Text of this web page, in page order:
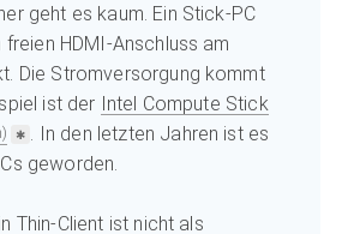
geht es kaum. Ein Stick-PC
HDMI-Anschluss am
Die Stromversorgung kommt
ist der Intel Compute Stick
. In den letzten Jahren ist es
geworden.
Thin-Client ist nicht als